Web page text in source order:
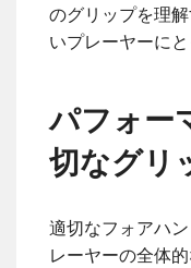
のグリップを理
いプレーヤーにと
パフォー
切なグリ
適切なフォアハ
レーヤーの全体